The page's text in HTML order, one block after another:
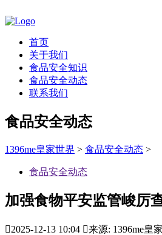
首页
关于我们
食品安全知识
食品安全动态
联系我们
食品安全动态
1396me皇家世界 > 食品安全动态 >
食品安全动态
加强食物平安监管峻厉
2025-12-13 10:04 来源: 1396me皇